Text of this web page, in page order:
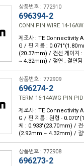
상품번호 : 772910
696394-2
CONN PIN WIRE 14-
제조사 : TE Connectivity
G / 핀 지름 :
(20.37mm) / 전선 게이지
~ 4.32mm) / 절연 : 절연됨
상품번호 : 772909
696274-2
TERM 16-14AWG PIN
제조사 : TE Connectivity
G / 핀 지름 : 원형 -
체 : 0.933"(23.70mm) / 전
(2.92mm ~ 4.32mm) / 절
상품번호 : 772908
696273-2